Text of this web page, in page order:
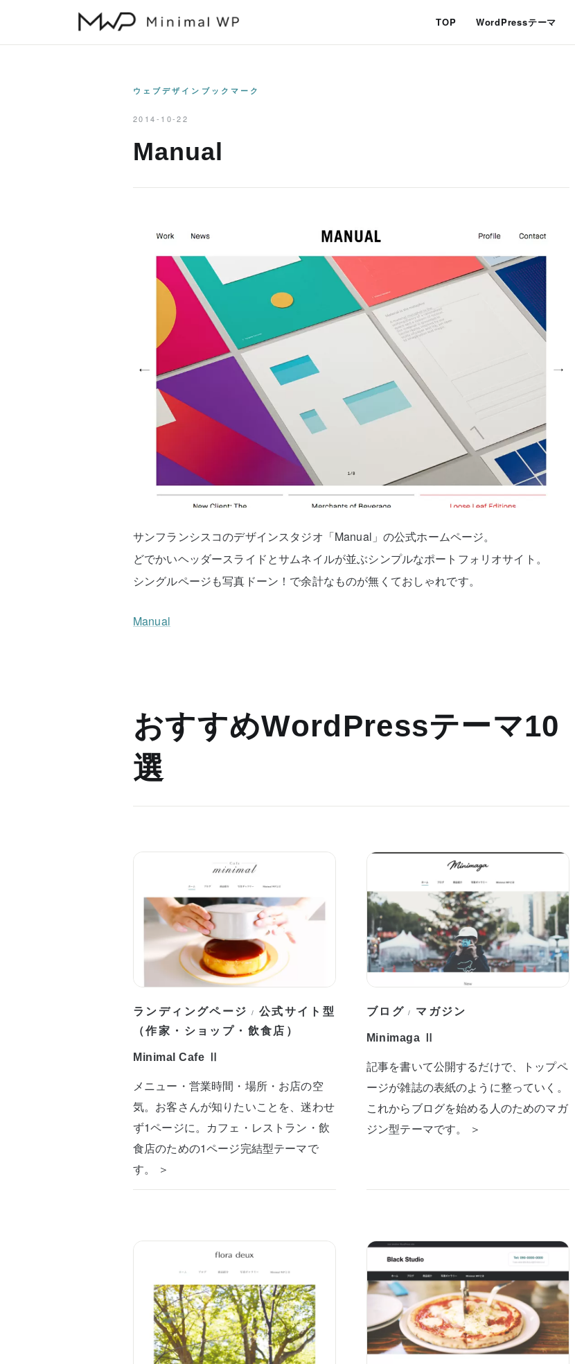
TOP WordPressテーマ
ウェブデザインブックマーク
2014-10-22
Manual
サンフランシスコのデザインスタジオ「Manual」の公式ホームページ。
どでかいヘッダースライドとサムネイルが並ぶシンプルなポートフォリオサイト。
シングルページも写真ドーン！で余計なものが無くておしゃれです。
Manual
おすすめWordPressテーマ10
選
ランディングページ / 公式サイト型
（作家・ショップ・飲食店）
Minimal Cafe Ⅱ
メニュー・営業時間・場所・お店の空
気。お客さんが知りたいことを、迷わせ
ず1ページに。カフェ・レストラン・飲
食店のための1ページ完結型テーマで
す。 ＞
ブログ / マガジン
Minimaga Ⅱ
記事を書いて公開するだけで、トップペ
ージが雑誌の表紙のように整っていく。
これからブログを始める人のためのマガ
ジン型テーマです。 ＞